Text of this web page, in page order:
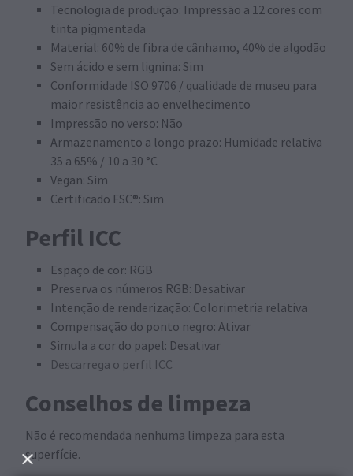
Tecnologia de produção: Impressão a 12 cores com
tinta pigmentada
Material: 60% de fibra de cânhamo, 40% de algodão
Sem ácido e sem lignina: Sim
Conformidade ISO 9706 / qualidade de museu para
maior resistência ao envelhecimento
Impressão no verso: Não
Armazenamento a longo prazo: Humidade relativa
35 a 65% / 10 a 30 °C
Vegan: Sim
Certificado FSC®: Sim
Perfil ICC
Espaço de cor: RGB
Preserva os números RGB: Desativar
Intenção de renderização: Colorimetria relativa
Compensação do ponto negro: Ativar
Simula a cor do papel: Desativar
Descarrega o perfil ICC
Conselhos de limpeza
Não é recomendada nenhuma limpeza para esta
superfície.